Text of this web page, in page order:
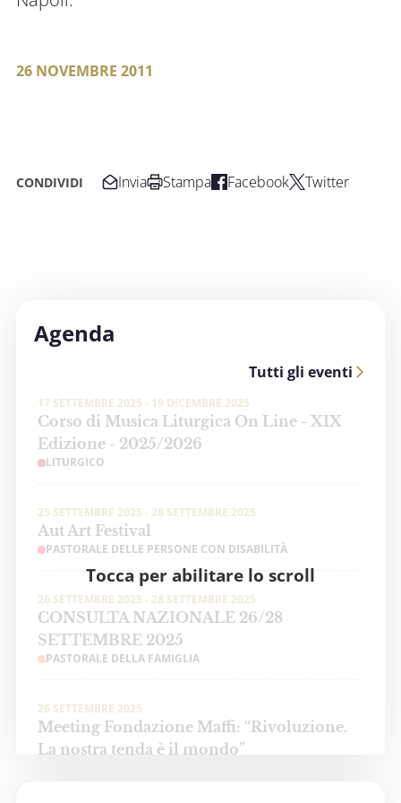
26 NOVEMBRE 2011
CONDIVIDI Invia Stampa Facebook Twitter
Agenda
Tutti gli eventi
Tocca per abilitare lo scroll
17 SETTEMBRE 2025 - 19 DICEMBRE 2025
Corso di Musica Liturgica On Line - XIX
Edizione - 2025/2026
LITURGICO
25 SETTEMBRE 2025 - 28 SETTEMBRE 2025
Aut Art Festival
PASTORALE DELLE PERSONE CON DISABILITÀ
26 SETTEMBRE 2025 - 28 SETTEMBRE 2025
CONSULTA NAZIONALE 26/28
SETTEMBRE 2025
PASTORALE DELLA FAMIGLIA
26 SETTEMBRE 2025
Meeting Fondazione Maffi: “Rivoluzione.
La nostra tenda è il mondo”